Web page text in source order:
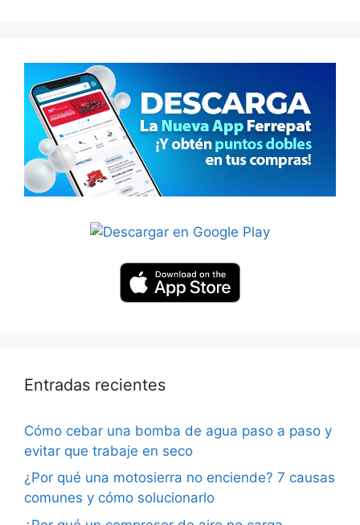
Entradas recientes
Cómo cebar una bomba de agua paso a paso y
evitar que trabaje en seco
¿Por qué una motosierra no enciende? 7 causas
comunes y cómo solucionarlo